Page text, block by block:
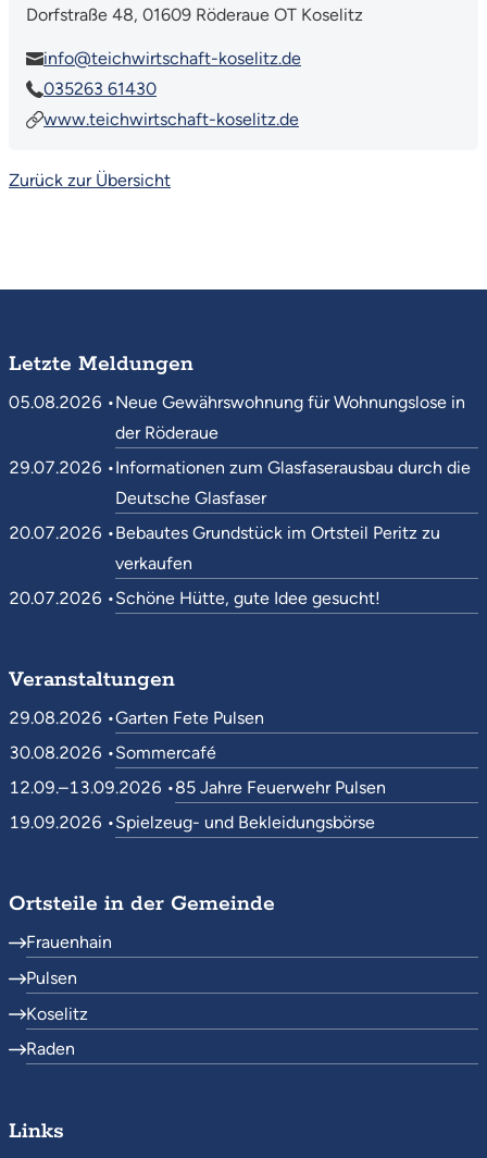
Dorfstraße 48, 01609 Röderaue OT Koselitz
info@teichwirtschaft-koselitz.de
035263 61430
www.teichwirtschaft-koselitz.de
Zurück zur Übersicht
Letzte Meldungen
05.08.2026 •Neue Gewährswohnung für Wohnungslose in
der Röderaue
29.07.2026 •Informationen zum Glasfaserausbau durch die
Deutsche Glasfaser
20.07.2026 •Bebautes Grundstück im Ortsteil Peritz zu
verkaufen
20.07.2026 •Schöne Hütte, gute Idee gesucht!
Veranstaltungen
29.08.2026 •Garten Fete Pulsen
30.08.2026 •Sommercafé
12.09.–13.09.2026 •85 Jahre Feuerwehr Pulsen
19.09.2026 •Spielzeug- und Bekleidungsbörse
Ortsteile in der Gemeinde
Frauenhain
Pulsen
Koselitz
Raden
Links